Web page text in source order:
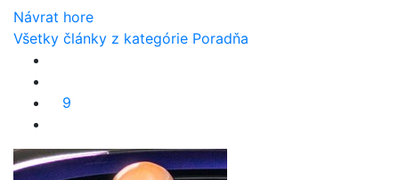
Návrat hore
Všetky články z kategórie Poradňa
9